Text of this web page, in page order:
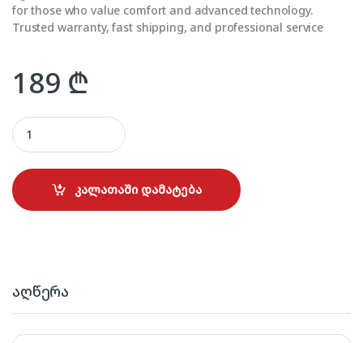
for those who value comfort and advanced technology.
Trusted warranty, fast shipping, and professional service
189 ₾
REMINGTON AC5999 Pro-Air quantity
კალათაში დამატება
აღწერა